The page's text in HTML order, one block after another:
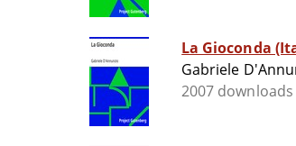
La Gioconda
Gabriele
2007 downloads